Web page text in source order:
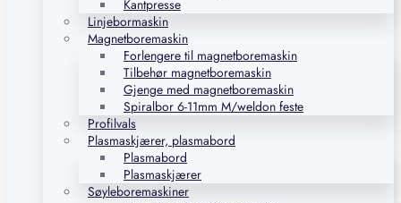
Kantpresse
Linjebormaskin
Magnetboremaskin
Forlengere til magnetboremaskin
Tilbehør magnetboremaskin
Gjenge med magnetboremaskin
Spiralbor 6-11mm M/weldon feste
Profilvals
Plasmaskjærer, plasmabord
Plasmabord
Plasmaskjærer
Søyleboremaskiner